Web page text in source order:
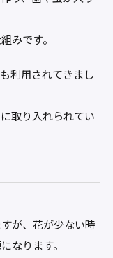
みです。
利用されてきまし
取り入れられてい
が、花が少ない時
なります。